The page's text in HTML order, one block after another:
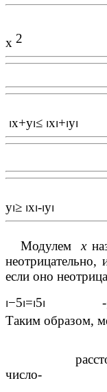
х 2
⏐х+у⏐≤ ⏐х⏐+⏐у⏐
у⏐≥ ⏐х⏐-⏐у⏐
Модулемх
если оно
⏐−5⏐=⏐5⏐ -
Таким образом,